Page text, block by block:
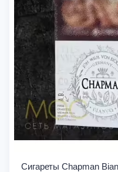
Сигареты Chapman